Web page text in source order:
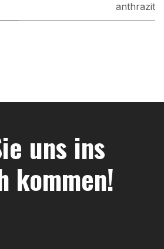
anthrazit
uns ins
kommen!